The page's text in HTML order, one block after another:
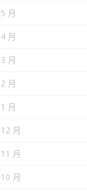
月
月
月
月
月
月
月
月